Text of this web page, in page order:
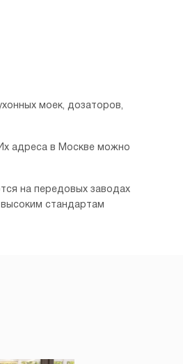
моек, дозаторов,
адреса в Москве можно
на передовых заводах
стандартам